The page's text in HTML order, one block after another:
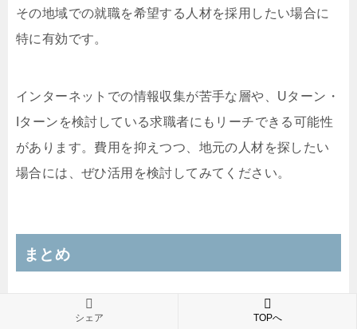
その地域での就職を希望する人材を採用したい場合に
特に有効です。
インターネットでの情報収集が苦手な層や、Uターン・
Iターンを検討している求職者にもリーチできる可能性
があります。費用を抑えつつ、地元の人材を探したい
場合には、ぜひ活用を検討してみてください。
まとめ
昨今、歯科衛生士の採用は多くの歯科医院にとって頭
シェア TOPへ